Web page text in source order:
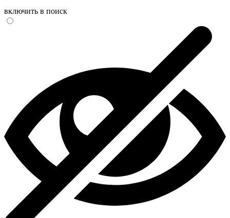
включить в поиск